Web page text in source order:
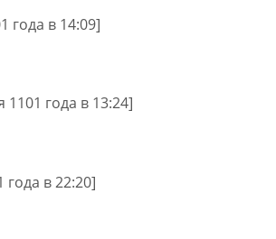
года в 14:09]
года в 13:24]
в 22:20]